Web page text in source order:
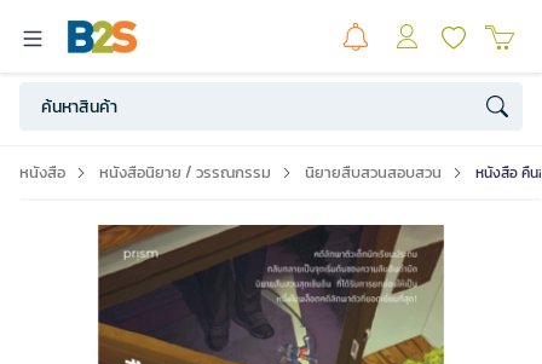
หนังสือ หนังสือนิยาย / วรรณกรรม นิยายสืบสวนสอบสวน หนังสือ คื